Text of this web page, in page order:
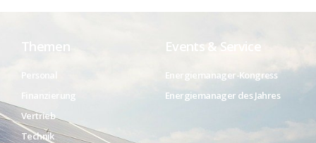
Themen
Finanzierung
Vertrieb
Technik
Events & Service
Energiemanager-Kongress
Energiemanager des Jahres